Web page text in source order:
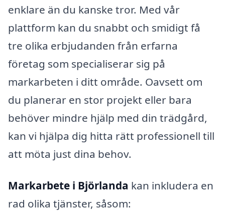
enklare än du kanske tror. Med vår
plattform kan du snabbt och smidigt få
tre olika erbjudanden från erfarna
företag som specialiserar sig på
markarbeten i ditt område. Oavsett om
du planerar en stor projekt eller bara
behöver mindre hjälp med din trädgård,
kan vi hjälpa dig hitta rätt professionell till
att möta just dina behov.
Markarbete i Björlanda kan inkludera en
rad olika tjänster, såsom: